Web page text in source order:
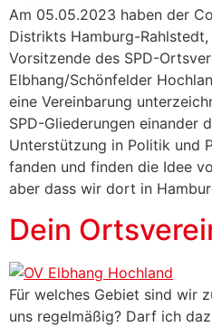
Am 05.05.2023 haben der
Distrikts Hamburg-
Vorsitzende des SPD-
Elbhang/Schönfelder
eine Vereinbarung
SPD-Gliederungen einander
Unterstützung in Politik und
fanden und finden die Idee
aber dass wir dort in
Dein
Für welches Gebiet sind wir
uns regelmäßig? Darf ich